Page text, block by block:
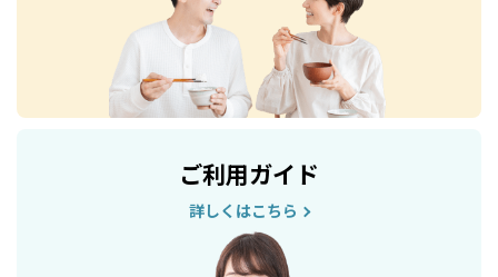
ご利用ガイド
詳しくはこちら